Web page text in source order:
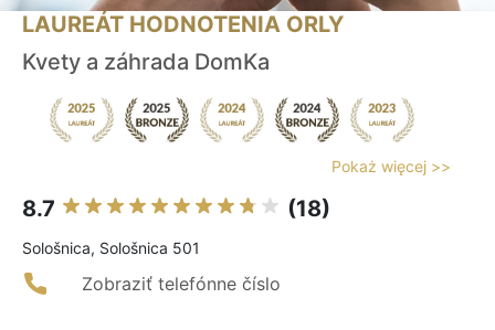
LAUREÁT HODNOTENIA ORLY
Kvety a záhrada DomKa
Pokaż więcej >>
8.7 (18)
Sološnica, Sološnica 501
Zobraziť telefónne číslo